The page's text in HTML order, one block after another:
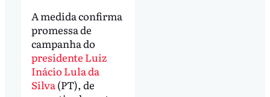
A medida confirma
promessa de
campanha do
presidente Luiz
Inácio Lula da
Silva (PT), de